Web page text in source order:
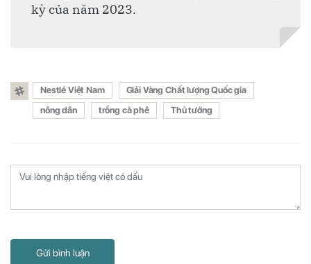
kỳ của năm 2023.
Nestlé Việt Nam
Giải Vàng Chất lượng Quốc gia
nông dân
trồng cà phê Thủ tướng
Gửi bình luận